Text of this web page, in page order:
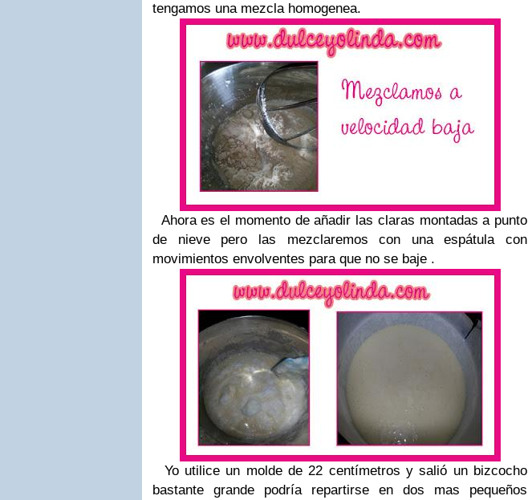
tengamos una mezcla homogenea.
Ahora es el momento de añadir las claras montadas a punto
de nieve pero las mezclaremos con una espátula con
movimientos envolventes para que no se baje .
Yo utilice un molde de 22 centímetros y salió un bizcocho
bastante grande podría repartirse en dos mas pequeños